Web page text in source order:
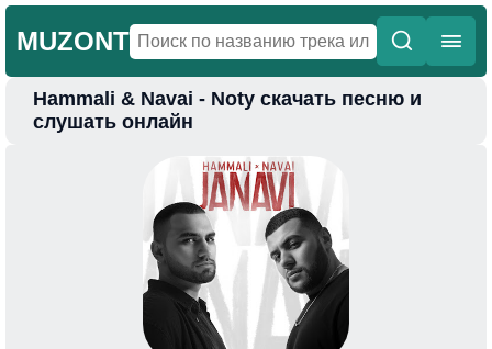
MUZONT
Главная
Hammali & Navai - Noty скачать песню и
слушать онлайн